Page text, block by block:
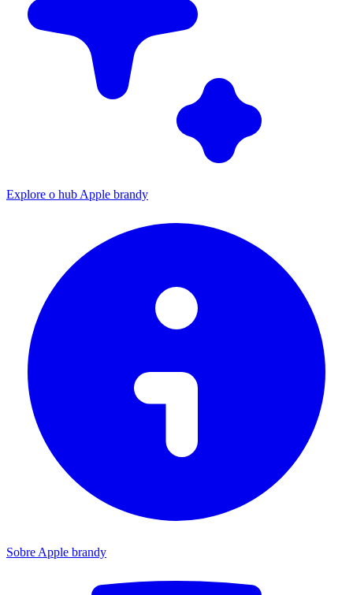
Explore o hub Apple brandy
Sobre Apple brandy